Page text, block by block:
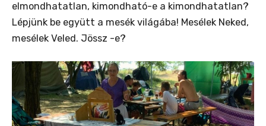
elmondhatatlan, kimondható-e a kimondhatatlan?
Lépjünk be együtt a mesék világába! Mesélek Neked,
mesélek Veled. Jössz -e?